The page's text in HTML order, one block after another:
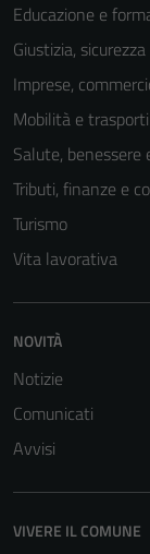
Educazione e
Giustizia,
Imprese,
Mobilità e trasporti
Salute, benessere
Tributi, finanze e
Turismo
Vita lavorativa
NOVITÀ
Notizie
Comunicati
Avvisi
VIVERE IL COMUNE